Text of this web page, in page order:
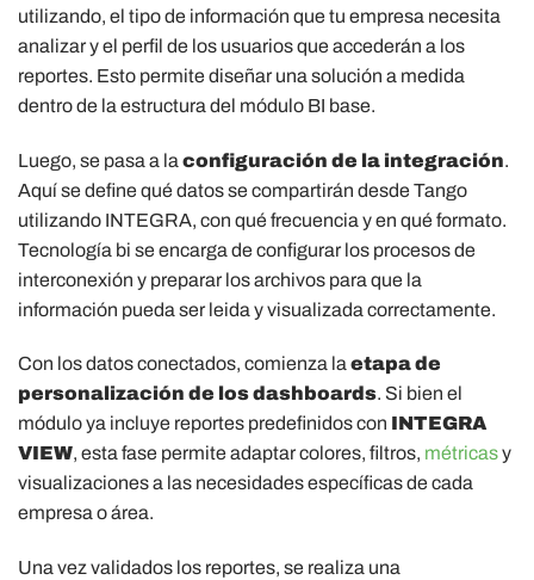
utilizando, el tipo de información que tu empresa necesita
analizar y el perfil de los usuarios que accederán a los
reportes. Esto permite diseñar una solución a medida
dentro de la estructura del módulo BI base.
Luego, se pasa a la configuración de la integración.
Aquí se define qué datos se compartirán desde Tango
utilizando INTEGRA, con qué frecuencia y en qué formato.
Tecnología bi se encarga de configurar los procesos de
interconexión y preparar los archivos para que la
información pueda ser leida y visualizada correctamente.
Con los datos conectados, comienza la etapa de
personalización de los dashboards. Si bien el
módulo ya incluye reportes predefinidos con INTEGRA
VIEW, esta fase permite adaptar colores, filtros, métricasy
visualizaciones a las necesidades específicas de cada
empresa o área.
Una vez validados los reportes, se realiza una